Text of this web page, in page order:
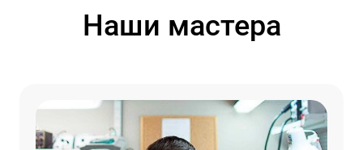
Наши мастера